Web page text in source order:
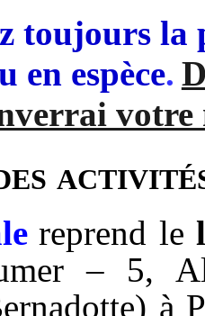
toujours la
en espèce.
votre
reprend le
– 5,
à